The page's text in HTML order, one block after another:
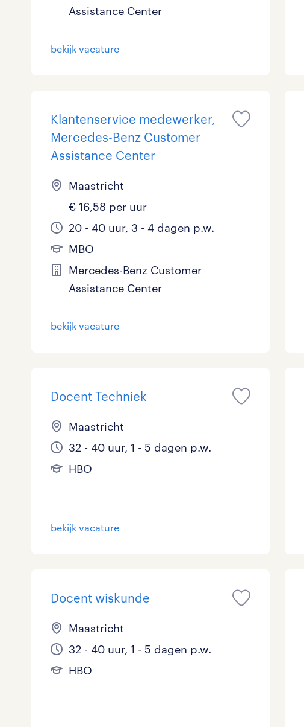
Assistance Center
bekijk vacature
Klantenservice medewerker,
Mercedes-Benz Customer
Assistance Center
Maastricht
€ 16,58 per uur
20 - 40 uur, 3 - 4 dagen p.w.
MBO
Mercedes-Benz Customer
Assistance Center
bekijk vacature
Docent Techniek
Maastricht
32 - 40 uur, 1 - 5 dagen p.w.
HBO
bekijk vacature
Docent wiskunde
Maastricht
32 - 40 uur, 1 - 5 dagen p.w.
HBO